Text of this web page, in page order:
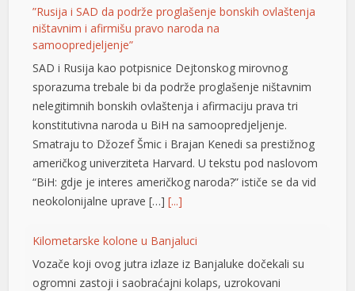
”Rusija i SAD da podrže proglašenje bonskih ovlaštenja
ništavnim i afirmišu pravo naroda na
samoopredjeljenje”
SAD i Rusija kao potpisnice Dejtonskog mirovnog
sporazuma trebale bi da podrže proglašenje ništavnim
nelegitimnih bonskih ovlaštenja i afirmaciju prava tri
konstitutivna naroda u BiH na samoopredjeljenje.
Smatraju to Džozef Šmic i Brajan Kenedi sa prestižnog
američkog univerziteta Harvard. U tekstu pod naslovom
“BiH: gdje je interes američkog naroda?” ističe se da vid
neokolonijalne uprave […][...]
Kilometarske kolone u Banjaluci
Vozače koji ovog jutra izlaze iz Banjaluke dočekali su
ogromni zastoji i saobraćajni kolaps, uzrokovani